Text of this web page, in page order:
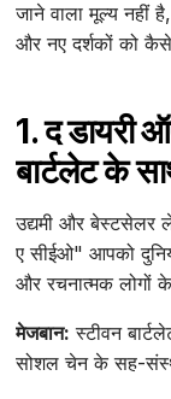
जाने वाला मूल्य नहीं
और नए दर्शकों को
1. द डायरी
बार्टलेट के
उद्यमी और बेस्टसेलर
ए सीईओ" आपको
और रचनात्मक लोगों
मेजबान: स्टीवन
सोशल चेन के सह-